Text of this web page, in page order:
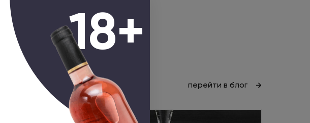
перейти в блог
18+